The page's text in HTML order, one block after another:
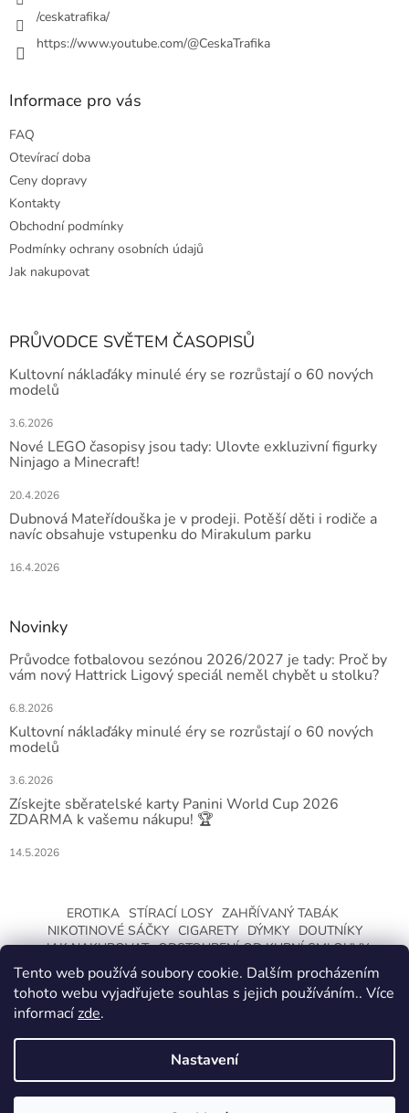
Tento web používá soubory cookie. Dalším procházením
tohoto webu vyjadřujete souhlas s jejich používáním.. Více
informacízde.
Nastavení
/ceskatrafika/
https://www.youtube.com/@CeskaTrafika
Informace pro vás
FAQ
Otevírací doba
Ceny dopravy
Kontakty
Obchodní podmínky
Podmínky ochrany osobních údajů
Jak nakupovat
PRŮVODCE SVĚTEM ČASOPISŮ
Kultovní náklaďáky minulé éry se rozrůstají o 60 nových
modelů
3.6.2026
Nové LEGO časopisy jsou tady: Ulovte exkluzivní figurky
Ninjago a Minecraft!
20.4.2026
Dubnová Mateřídouška je v prodeji. Potěší děti i rodiče a
navíc obsahuje vstupenku do Mirakulum parku
16.4.2026
Novinky
Průvodce fotbalovou sezónou 2026/2027 je tady: Proč by
vám nový Hattrick Ligový speciál neměl chybět u stolku?
6.8.2026
Kultovní náklaďáky minulé éry se rozrůstají o 60 nových
modelů
3.6.2026
Získejte sběratelské karty Panini World Cup 2026
ZDARMA k vašemu nákupu! 🏆
14.5.2026
EROTIKA STÍRACÍ LOSY ZAHŘÍVANÝ TABÁK
NIKOTINOVÉ SÁČKY CIGARETY DÝMKY
DOUTNÍKY
JAK NAKUPOVAT ODSTOUPENÍ OD KUPNÍ SMLOUVY
Vytvořil Shoptet